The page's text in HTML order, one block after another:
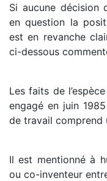
Si aucune décision
en question la
est en revanche
ci-dessous
Les faits de
engagé en juin
de travail comprend
Il est mentionné à
ou co-inventeur